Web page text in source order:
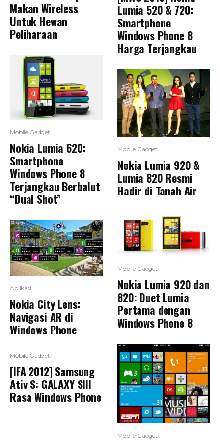
Makan Wireless
Untuk Hewan
Peliharaan
Mobile Gadget
Nokia Lumia 620:
Smartphone
Windows Phone 8
Terjangkau Berbalut
“Dual Shot”
Aplikasi
Nokia City Lens:
Navigasi AR di
Windows Phone
Mobile Gadget
[IFA 2012] Samsung
Ativ S: GALAXY SIII
Rasa Windows Phone
Lumia 520 & 720:
Smartphone
Windows Phone 8
Harga Terjangkau
Mobile Gadget
Nokia Lumia 920 &
Lumia 820 Resmi
Hadir di Tanah Air
Mobile Gadget
Nokia Lumia 920 dan
820: Duet Lumia
Pertama dengan
Windows Phone 8
Mobile Gadget